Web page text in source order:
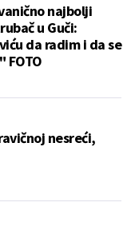
najbolji
u Guči:
da radim i da se
FOTO
nesreći,